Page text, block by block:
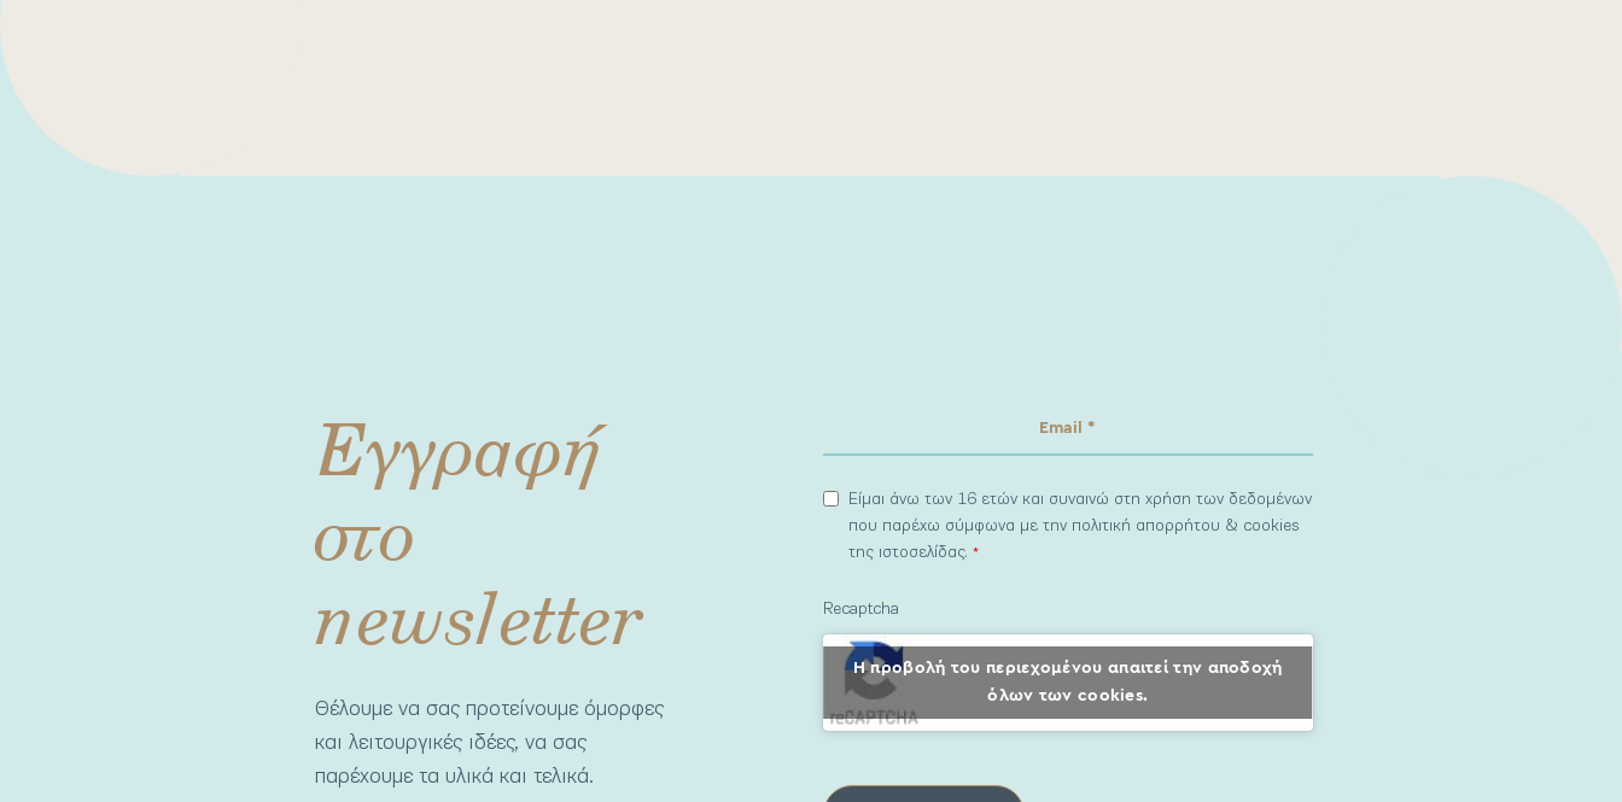
Εγγραφή
στο
newsletter
Θέλουμε να σας προτείνουμε όμορφες
και λειτουργικές ιδέες, να σας
παρέχουμε τα υλικά και τελικά.
Είμαι άνω των 16 ετών και συναινώ στη χρήση των δεδομένων
που παρέχω σύμφωνα με την πολιτική απορρήτου & cookies
της ιστοσελίδας.*
Recaptcha
Η προβολή του περιεχομένου απαιτεί την αποδοχή
όλων των cookies.